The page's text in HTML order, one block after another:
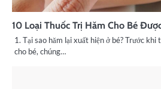
10 Loại Thuốc Trị Hăm Cho Bé
1. Tại sao hăm lại xuất hiện ở bé? Trước
cho bé, chúng…